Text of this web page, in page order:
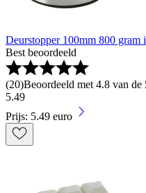
Deurstopper 100mm 800 gram
Best beoordeeld
(20)Beoordeeld met 4.8 van
5.49
Prijs: 5.49 euro